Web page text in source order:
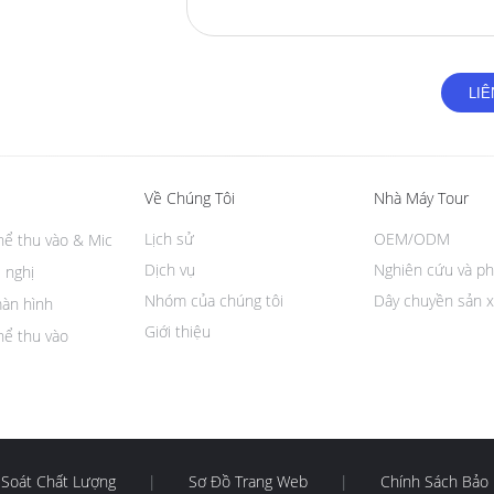
thu vào
thu vào & Mic
nghị
hình
Về Chúng Tôi
Giới thiệu
Lịch sử
Dịch vụ
Nhóm của chúng tôi
Nhà Máy Tour
Dây chuyền sản
OEM/ODM
Nghiên cứu và
Chất Lượng | Sơ Đồ Trang Web | Chính Sách Bảo